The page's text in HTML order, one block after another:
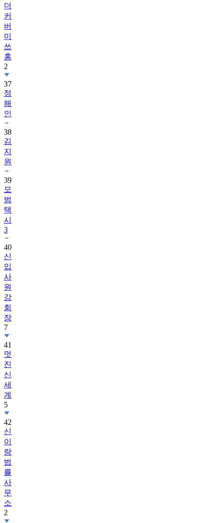
더
커
버
미
쓰
홍
2
37
정
해
인
38
김
지
원
39
모
범
택
시
3
40
신
입
사
원
강
회
장
7
41
멋
진
신
세
계
5
42
신
이
랑
법
률
사
무
소
2